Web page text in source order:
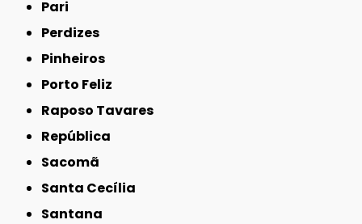
Pari
Perdizes
Pinheiros
Porto Feliz
Raposo Tavares
República
Sacomã
Santa Cecília
Santana